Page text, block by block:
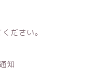
ださい。
知